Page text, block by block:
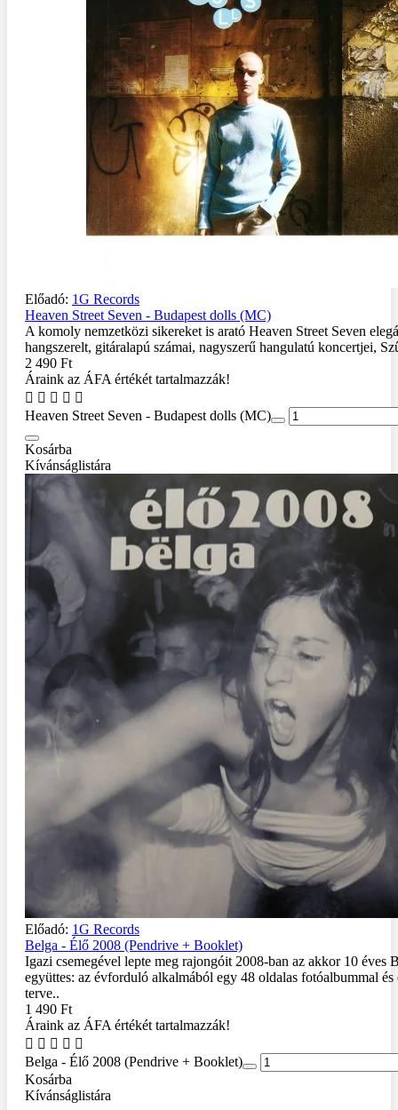
Előadó: 1G Records
Heaven Street Seven - Budapest dolls (MC)
A komoly nemzetközi sikereket is arató Heaven Street Seven
hangszerelt, gitáralapú számai, nagyszerű hangulatú koncertjei,
2 490 Ft
Áraink az ÁFA értékét tartalmazzák!
Heaven Street Seven - Budapest dolls (MC)
Kosárba
Kívánságlistára
Előadó: 1G Records
Belga - Élő 2008 (Pendrive + Booklet)
Igazi csemegével lepte meg rajongóit 2008-ban az akkor 10 éves
együttes: az évforduló alkalmából egy 48 oldalas fotóalbummal és
terve..
1 490 Ft
Áraink az ÁFA értékét tartalmazzák!
Belga - Élő 2008 (Pendrive + Booklet)
Kosárba
Kívánságlistára